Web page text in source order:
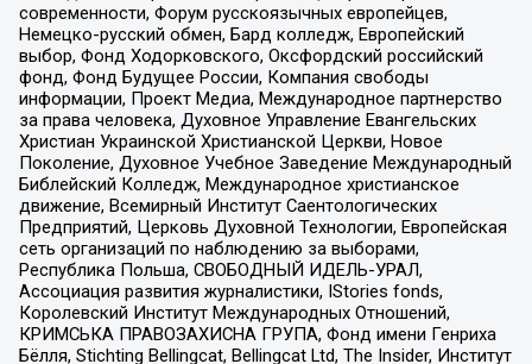
современности, Форум русскоязычных европейцев,
Немецко-русский обмен, Бард колледж, Европейский
выбор, Фонд Ходорковского, Оксфордский российский
фонд, Фонд Будущее России, Компания свободы
информации, Проект Медиа, Международное партнерство
за права человека, Духовное Управление Евангельских
Христиан Украинской Христианской Церкви, Новое
Поколение, Духовное Учебное Заведение Международный
Библейский Колледж, Международное христианское
движение, Всемирный Институт Саентологических
Предприятий, Церковь Духовной Технологии, Европейская
сеть организаций по наблюдению за выборами,
Республика Польша, СВОБОДНЫЙ ИДЕЛЬ-УРАЛ,
Ассоциация развития журналистики, IStories fonds,
Королевский Институт Международных Отношений,
КРИМСЬКА ПРАВОЗАХИСНА ГРУПА, Фонд имени Генриха
Бёлля, Stichting Bellingcat, Bellingcat Ltd, The Insider, Институт